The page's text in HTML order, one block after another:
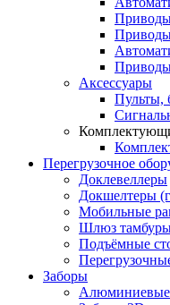
Аксессуары
Пульты,
Перегрузочное
Доклевеллеры
Докшелтеры
Мобильные
Шлюз
Подъёмные
Заборы
Алюминиевые